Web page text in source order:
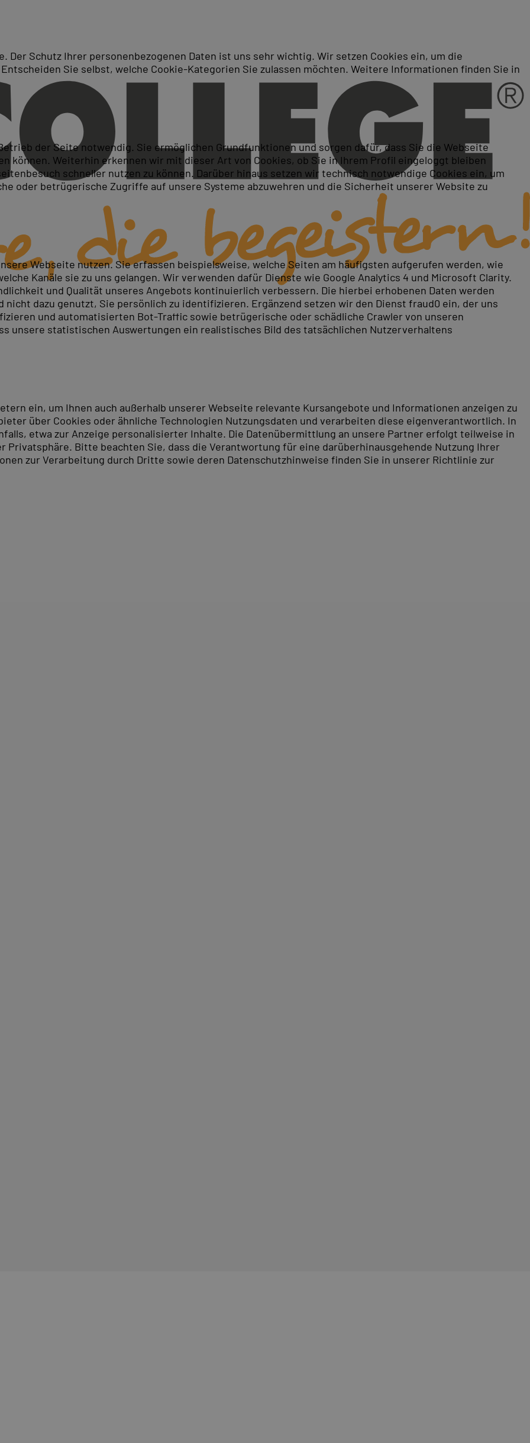
Access Administrator Associate - Kurse -
Training
Associate
Benutzerumgebungen und Self-Service-Verwaltungsfunktionen für alle Benutzer bereit. Sie planen und
um Anwendungen und Ressourcen in Azure zu verbinden. Außerdem sind sie für die Problembehandlung, das
und Fachkräfte auf unsere Erfahrung in der IT-Weiterbildung.
Administrator Associate
(SC-300T00)
und Zugriffsmanagement entwerfen, implementieren und betreiben. Erlernen Sie sichere
Optionen, adaptive Governance und hybride Identitätslösungen für Unternehmen.
Der Schutz Ihrer personenbezogenen Daten ist uns sehr wichtig. Wir setzen Cookies ein, um die
Sie selbst, welche Cookie-Kategorien Sie zulassen möchten. Weitere Informationen finden Sie in
der Seite notwendig. Sie ermöglichen Grundfunktionen und sorgen dafür, dass Sie die Webseite
können. Weiterhin erkennen wir mit dieser Art von Cookies, ob Sie in Ihrem Profil eingeloggt bleiben
schneller nutzen zu können. Darüber hinaus setzen wir technisch notwendige Cookies ein, um
oder betrügerische Zugriffe auf unsere Systeme abzuwehren und die Sicherheit unserer Website zu
Webseite nutzen. Sie erfassen beispielsweise, welche Seiten am häufigsten aufgerufen werden, wie
Kanäle sie zu uns gelangen. Wir verwenden dafür Dienste wie Google Analytics 4 und Microsoft Clarity.
und Qualität unseres Angebots kontinuierlich verbessern. Die hierbei erhobenen Daten werden
dazu genutzt, Sie persönlich zu identifizieren. Ergänzend setzen wir den Dienst fraud0 ein, der uns
und automatisierten Bot-Traffic sowie betrügerische oder schädliche Crawler von unseren
unsere statistischen Auswertungen ein realistisches Bild des tatsächlichen Nutzerverhaltens
ein, um Ihnen auch außerhalb unserer Webseite relevante Kursangebote und Informationen anzeigen zu
über Cookies oder ähnliche Technologien Nutzungsdaten und verarbeiten diese eigenverantwortlich. In
etwa zur Anzeige personalisierter Inhalte. Die Datenübermittlung an unsere Partner erfolgt teilweise in
Privatsphäre. Bitte beachten Sie, dass die Verantwortung für eine darüberhinausgehende Nutzung Ihrer
zur Verarbeitung durch Dritte sowie deren Datenschutzhinweise finden Sie in unserer Richtlinie zur